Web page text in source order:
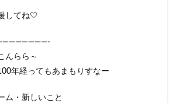
してね🤍
んらら～
年経ってもあまもりすなー
・新しいこと